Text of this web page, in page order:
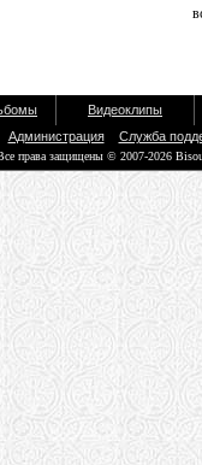
Видеоклипы
Администрация Служба
права защищены © 2007-2026